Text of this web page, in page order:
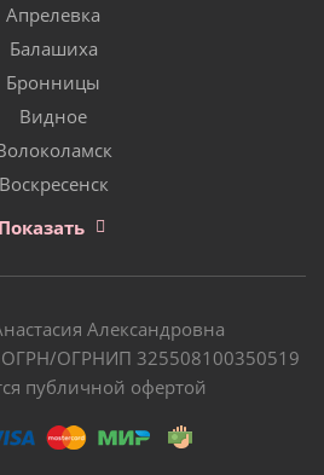
Апрелевка
Балашиха
Бронницы
Видное
Воскресенск
Показать
Александровна
ОГРНИП 325508100350519
публичной офертой